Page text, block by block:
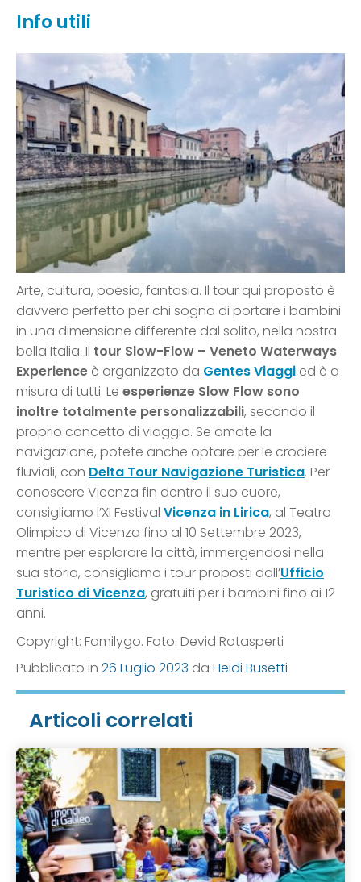
Info utili
Arte, cultura, poesia, fantasia. Il tour qui proposto è
davvero perfetto per chi sogna di portare i bambini
in una dimensione differente dal solito, nella nostra
bella Italia. Il tour Slow-Flow – Veneto Waterways
Experience è organizzato da Gentes Viaggi ed è a
misura di tutti. Le esperienze Slow Flow sono
inoltre totalmente personalizzabili, secondo il
proprio concetto di viaggio. Se amate la
navigazione, potete anche optare per le crociere
fluviali, con Delta Tour Navigazione Turistica. Per
conoscere Vicenza fin dentro il suo cuore,
consigliamo l’XI Festival Vicenza in Lirica, al Teatro
Olimpico di Vicenza fino al 10 Settembre 2023,
mentre per esplorare la città, immergendosi nella
sua storia, consigliamo i tour proposti dall’Ufficio
Turistico di Vicenza, gratuiti per i bambini fino ai 12
anni.
Copyright: Familygo. Foto: Devid Rotasperti
Pubblicato in 26 Luglio 2023 da Heidi Busetti
Articoli correlati